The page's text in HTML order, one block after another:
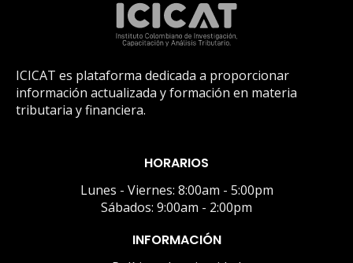
ICICAT es plataforma dedicada a proporcionar
información actualizada y formación en materia
tributaria y financiera.
HORARIOS
Lunes - Viernes: 8:00am - 5:00pm
Sábados: 9:00am - 2:00pm
INFORMACIÓN